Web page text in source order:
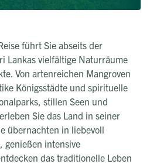
führt Sie abseits der
Lankas vielfältige Naturräume
Von artenreichen Mangroven
Königsstädte und spirituelle
stillen Seen und
Sie das Land in seiner
übernachten in liebevoll
genießen intensive
das traditionelle Leben